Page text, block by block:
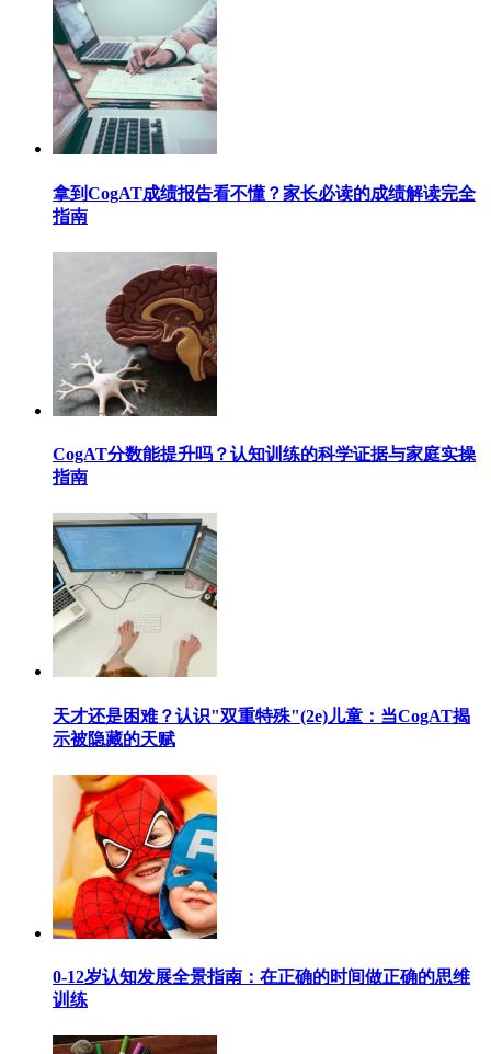
拿到CogAT成绩报告看不懂？家长必读的成绩解读完全
指南
CogAT分数能提升吗？认知训练的科学证据与家庭实操
指南
天才还是困难？认识"双重特殊"(2e)儿童：当CogAT揭
示被隐藏的天赋
0-12岁认知发展全景指南：在正确的时间做正确的思维
训练